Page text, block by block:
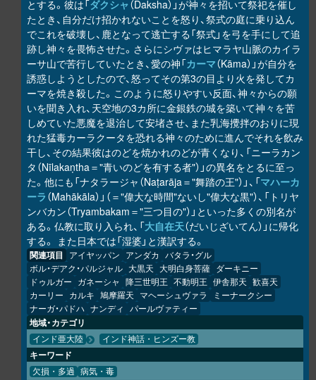
とする。彼は「ダクシャ（Daksha）」が神々を招いて祭祀を催し
たとき、自分だけ招かれないことを怒り、祭式の庭に乗り込ん
でこれを破壊し、鹿となって逃亡する「祭式」を弓を手にして追
跡し神々を畏怖させた。さらにシヴァはヒマラヤ山脈のカイラ
ーサ山で苦行していたとき、愛の神「カーマ（Kāma）」が自分を
誘惑しようとしたので、怒ってその第3の目より火を発してカ
ーマを焼き殺した。このように怒りやすい反面、神々からの願
いを聞き入れ、天空地の3カ所に金銀鉄の城を築いて神々を苦
しめていた悪魔を退治して安堵させ、また乳海攪拌のおりに現
れた猛毒カーラクータを恐れる神々のために進んでそれを飲み
干し、その結果彼はのどを焼かれのどが青くなり、「ニーラカン
タ（Nīlakaṇtha＝"青いのどを有する者"）」の異名をとるに至っ
た。他にも「ナタラージャ（Naṭarāja＝"舞踏の王"）」、「マハーカ
ーラ （Mahākāla）」（＝"偉大な時間"ないし"偉大な黒"）、「トリヤ
ンバカン（Tryambakam＝"三つ目の"）」といった多くの別名が
ある。仏教に取り入られ、「大自在天（だいじざいてん）」に帰化
する。 また日本では「湿婆」と漢訳する。
関連項目 アイヤッパン アンダカ バタラ・グル
ボル・デアク・パルジャル 大黒天 大明白身菩薩 ダーキニー
ドゥルガー ガネーシャ 降三世明王 不動明王 伊舎那天 歓喜天
カーリー カルキ 鳩摩羅天 マヘーシュヴァラ
ミーナークシー
ナーガ・パドハ ナンディ パールヴァティー
地域・カテゴリ
インド亜大陸 インド神話・ヒンズー教
キーワード
欠損・多過 病気・毒